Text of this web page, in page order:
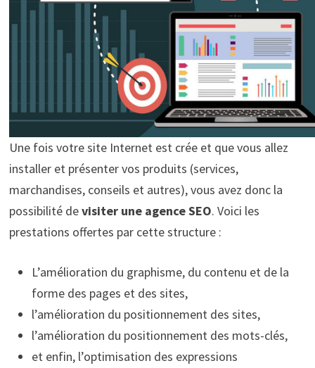
Une fois votre site Internet est crée et que vous allez
installer et présenter vos produits (services,
marchandises, conseils et autres), vous avez donc la
possibilité devisiter une agence SEO. Voici les
prestations offertes par cette structure :
L’amélioration du graphisme, du contenu et de la
forme des pages et des sites,
l’amélioration du positionnement des sites,
l’amélioration du positionnement des mots-clés,
et enfin, l’optimisation des expressions